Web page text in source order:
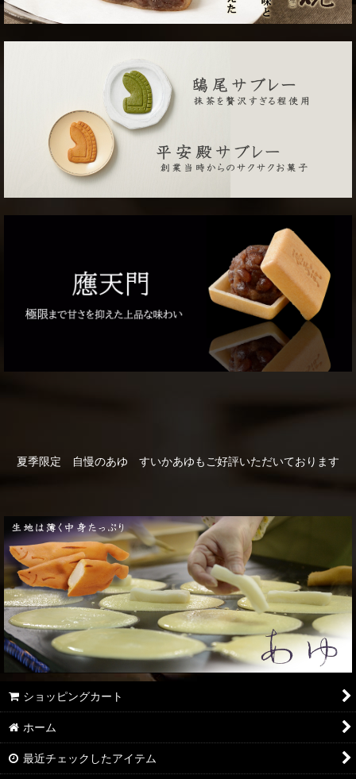
夏季限定 自慢のあゆ すいかあゆもご好評いただいております
ショッピングカート
ホーム
最近チェックしたアイテム